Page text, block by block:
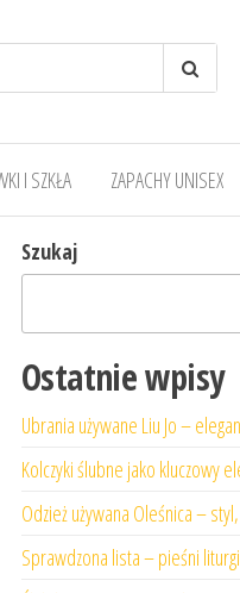
I SZKŁA ZAPACHY UNISEX
Szukaj
Ostatnie wpisy
Ubrania używane Liu Jo –
Kolczyki ślubne jako kluczowy
Odzież używana Oleśnica –
Sprawdzona lista – pieśni